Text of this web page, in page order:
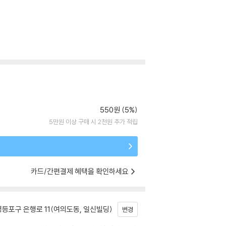
550원 (5%)
5만원 이상 구매 시 2천원 추가 적립
카드/간편결제 혜택을 확인하세요
포구 은행로 11(여의도동, 일신빌딩) 변경